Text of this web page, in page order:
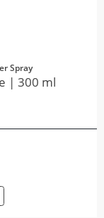
Spray
| 300 ml